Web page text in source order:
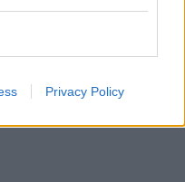
Privacy Policy